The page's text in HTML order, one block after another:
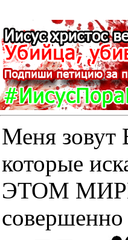
Меня зовут
которые
ЭТОМ